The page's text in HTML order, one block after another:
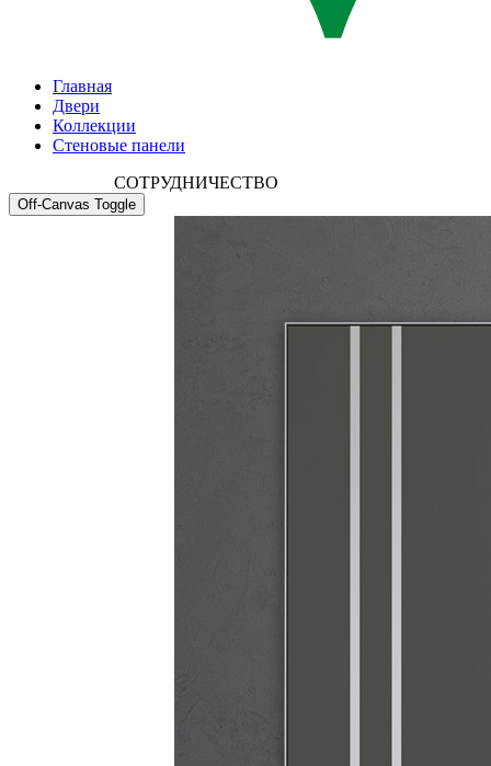
Главная
Двери
Коллекции
Стеновые панели
СОТРУДНИЧЕСТВО
Off-Canvas Toggle